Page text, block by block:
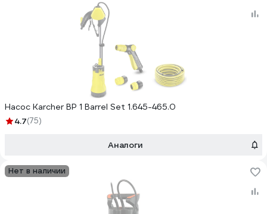
Насос Karcher BP 1 Barrel Set 1.645-465.0
4.7(75)
Аналоги
Нет в наличии